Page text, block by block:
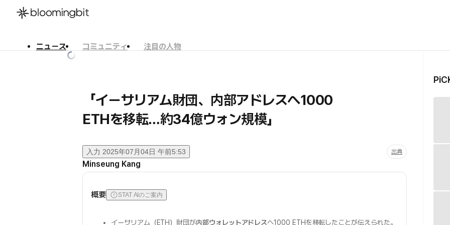
ニュース コミュニティ
注目の人物
「イーサリアム財団、内部アドレスへ1000
ETHを移転…約34億ウォン規模」
入力 2025年07月04日 午前5:53 出典
Minseung Kang
概要 STAT AIのご案内
イーサリアム（ETH）財団が内部ウォレットアドレスへ1000 ETHを移転したことが伝えられた。